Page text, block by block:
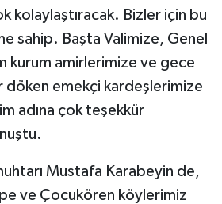
kolaylaştıracak. Bizler için bu
sahip. Başta Valimize, Genel
kurum amirlerimize ve gece
döken emekçi kardeşlerimize
adına çok teşekkür
Mustafa Karabeyin de,
ve Çocukören köylerimiz